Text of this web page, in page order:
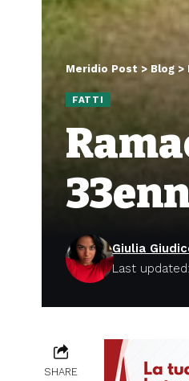
Meridio Post > Blog >
FATTI
Last
Giulia
SHARE